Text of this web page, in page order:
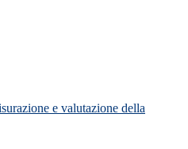
e valutazione della